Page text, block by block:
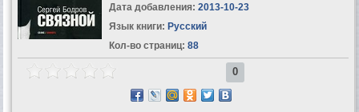
Дата добавления: 2013-10-23
Язык книги: Русский
Кол-во страниц: 88
0